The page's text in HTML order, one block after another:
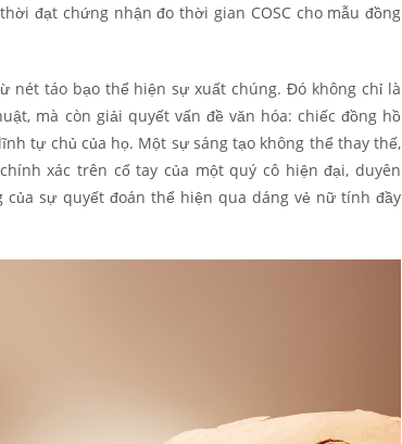
đạt chứng nhận đo thời gian COSC cho mẫu đồng
nét táo bạo thể hiện sự xuất chúng. Đó không chỉ là
mà còn giải quyết vấn đề văn hóa: chiếc đồng hồ
tự chủ của họ. Một sự sáng tạo không thể thay thế,
xác trên cổ tay của một quý cô hiện đại, duyên
sự quyết đoán thể hiện qua dáng vẻ nữ tính đầy